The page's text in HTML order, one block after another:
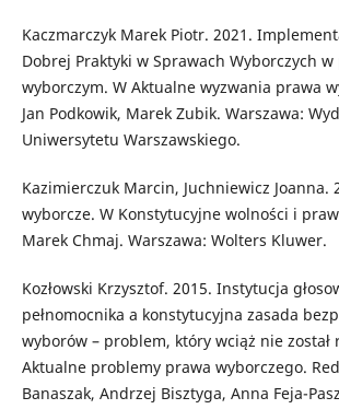
Kaczmarczyk Marek Piotr. 2021.
Dobrej Praktyki w Sprawach Wyborczych
wyborczym. W Aktualne wyzwania prawa
Jan Podkowik, Marek Zubik. Warszawa:
Uniwersytetu Warszawskiego.
Kazimierczuk Marcin, Juchniewicz Joanna.
wyborcze. W Konstytucyjne wolności i
Marek Chmaj. Warszawa: Wolters Kluwer.
Kozłowski Krzysztof. 2015. Instytucja
pełnomocnika a konstytucyjna zasada
wyborów – problem, który wciąż nie został
Aktualne problemy prawa wyborczego.
Banaszak, Andrzej Bisztyga, Anna Feja-